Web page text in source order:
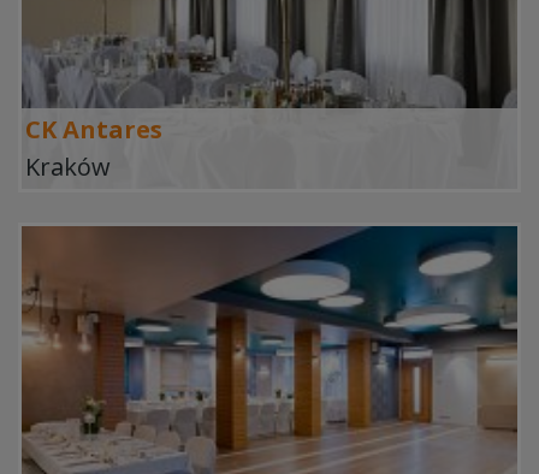
CK Antares
Kraków